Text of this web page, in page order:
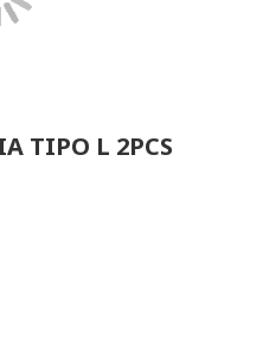
TIPO L 2PCS